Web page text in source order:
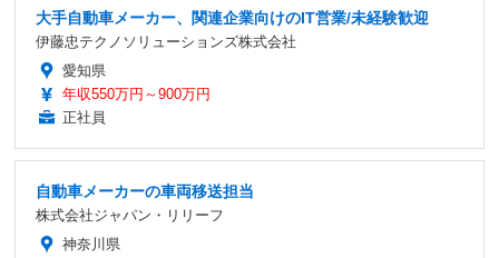
大手自動車メーカー、関連企業向けのIT営業/未経験歓迎
伊藤忠テクノソリューションズ株式会社
愛知県
年収550万円～900万円
正社員
自動車メーカーの車両移送担当
株式会社ジャパン・リリーフ
神奈川県